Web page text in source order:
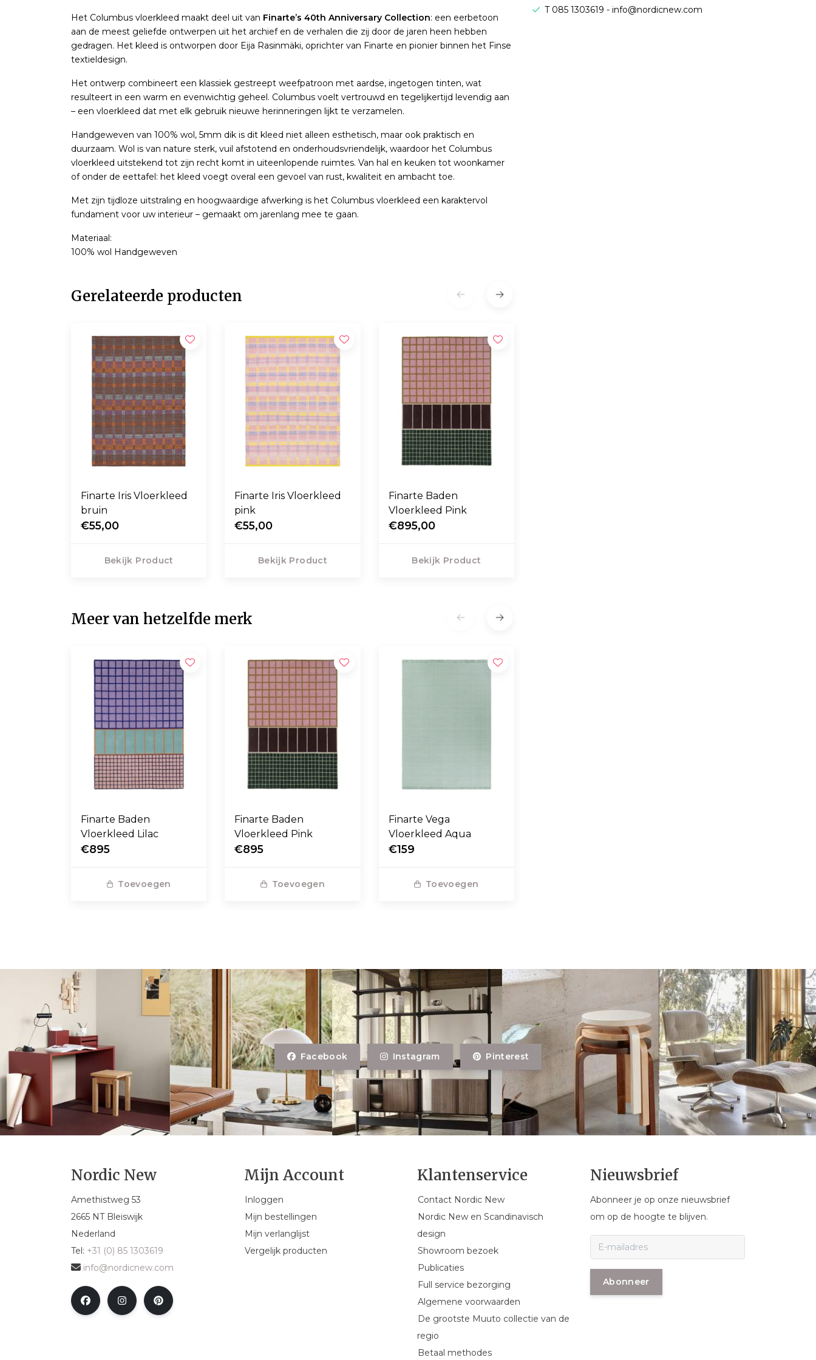
T 085 1303619 -info@nordicnew.com
Het Columbus vloerkleed maakt deel uit van Finarte’s 40th Anniversary Collection: een eerbetoon
aan de meest geliefde ontwerpen uit het archief en de verhalen die zij door de jaren heen hebben
gedragen. Het kleed is ontworpen door Eija Rasinmäki, oprichter van Finarte en pionier binnen het Finse
textieldesign.
Het ontwerp combineert een klassiek gestreept weefpatroon met aardse, ingetogen tinten, wat
resulteert in een warm en evenwichtig geheel. Columbus voelt vertrouwd en tegelijkertijd levendig aan
– een vloerkleed dat met elk gebruik nieuwe herinneringen lijkt te verzamelen.
Handgeweven van 100% wol, 5mm dik is dit kleed niet alleen esthetisch, maar ook praktisch en
duurzaam. Wol is van nature sterk, vuil afstotend en onderhoudsvriendelijk, waardoor het Columbus
vloerkleed uitstekend tot zijn recht komt in uiteenlopende ruimtes. Van hal en keuken tot woonkamer
of onder de eettafel: het kleed voegt overal een gevoel van rust, kwaliteit en ambacht toe.
Met zijn tijdloze uitstraling en hoogwaardige afwerking is het Columbus vloerkleed een karaktervol
fundament voor uw interieur – gemaakt om jarenlang mee te gaan.
Materiaal:
100% wol Handgeweven
Gerelateerde producten
Finarte Iris Vloerkleed
bruin
€55,00
Bekijk Product
Finarte Iris Vloerkleed
pink
€55,00
Bekijk Product
Finarte Baden
Vloerkleed Pink
€895,00
Bekijk Product
Meer van hetzelfde merk
Finarte Baden
Vloerkleed Lilac
€895
Toevoegen
Finarte Baden
Vloerkleed Pink
€895
Toevoegen
Finarte Vega
Vloerkleed Aqua
€159
Toevoegen
Facebook Instagram Pinterest
Nordic New
Amethistweg 53
2665 NT Bleiswijk
Nederland
Tel: +31 (0) 85 1303619
info@nordicnew.com
Mijn Account
Inloggen
Mijn bestellingen
Mijn verlanglijst
Vergelijk producten
Klantenservice
Contact Nordic New
Nordic New en Scandinavisch
design
Showroom bezoek
Publicaties
Full service bezorging
Algemene voorwaarden
De grootste Muuto collectie van de
regio
Betaal methodes
Nieuwsbrief
Abonneer je op onze nieuwsbrief
om op de hoogte te blijven.
Abonneer